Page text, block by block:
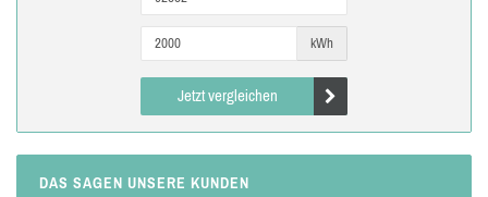
kWh
Jetzt vergleichen
DAS SAGEN UNSERE KUNDEN